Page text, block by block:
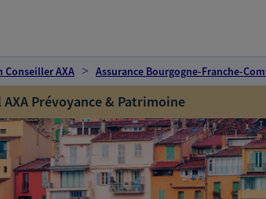
Conseiller AXA Assurance Bourgogne-Franche-
Prévoyance & Patrimoine